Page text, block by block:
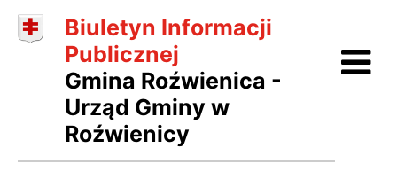
Biuletyn Informacji
Publicznej
Gmina Roźwienica -
Urząd Gminy w
Roźwienicy